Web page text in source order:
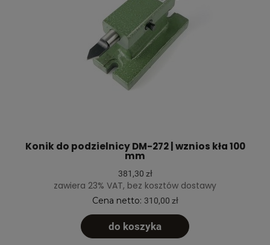
Konik do podzielnicy DM-272 | wznios kła 100
mm
381,30 zł
zawiera 23% VAT, bez kosztów dostawy
Cena netto: 310,00 zł
do koszyka